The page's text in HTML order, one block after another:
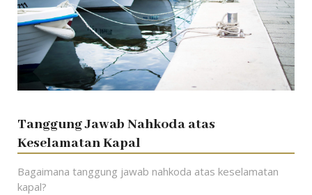
Tanggung Jawab Nahkoda atas
Keselamatan Kapal
Bagaimana tanggung jawab nahkoda atas keselamatan
kapal?